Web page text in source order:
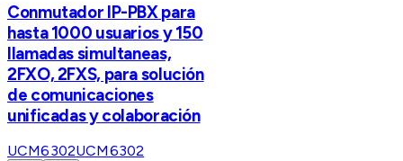
Conmutador IP-PBX para
hasta 1000 usuarios y 150
llamadas simultaneas,
2FXO, 2FXS, para solución
de comunicaciones
unificadas y colaboración
UCM6302UCM6302